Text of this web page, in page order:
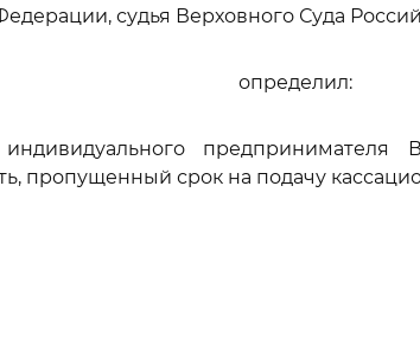
судья Верховного Суда
определил:
индивидуального
пропущенный срок на подачу